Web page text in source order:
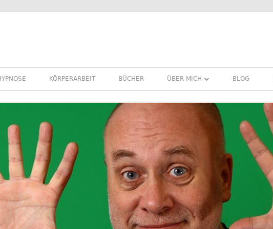
KÖRPERARBEIT BÜCHER ÜBER MICH
REFERENZEN ERFAHRUNGEN UND
NEWSLETTER
BLOG